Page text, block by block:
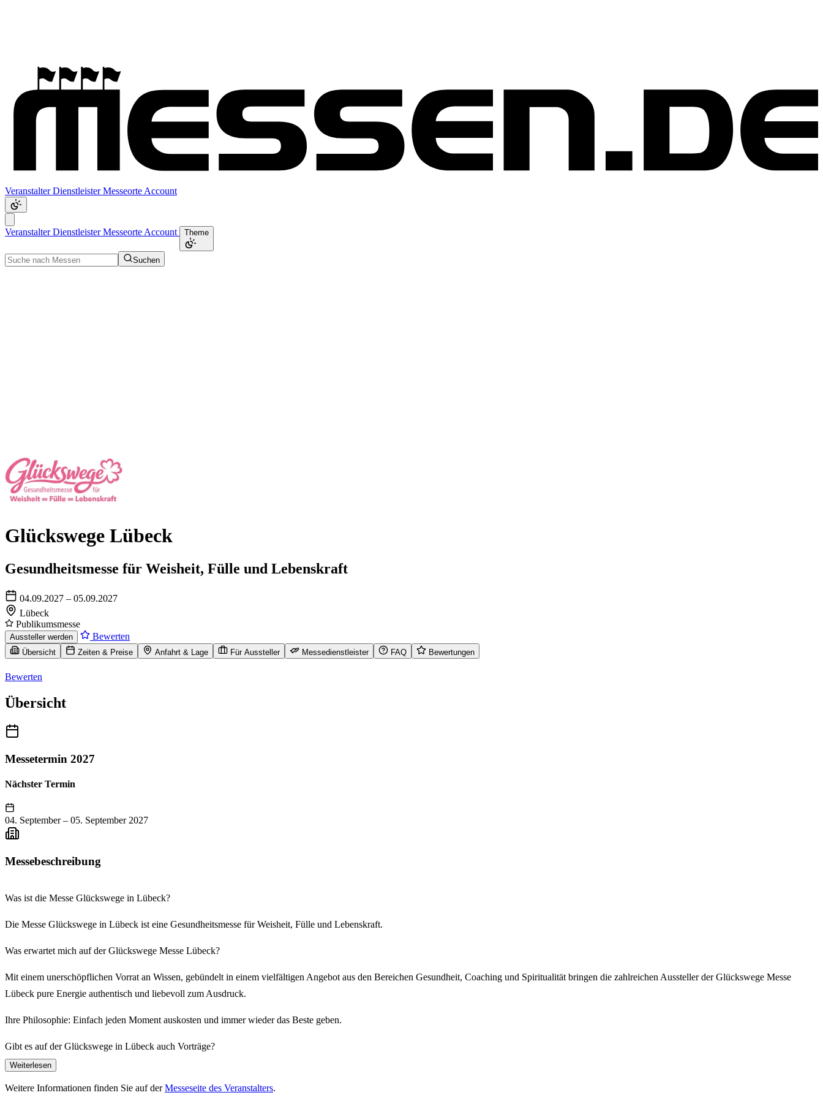
VeranstalterDienstleisterMesseorte Account
VeranstalterDienstleisterMesseorte Account Theme
Suchen
Glückswege Lübeck
Gesundheitsmesse für Weisheit, Fülle und Lebenskraft
04.09.2027 – 05.09.2027
Lübeck
Publikumsmesse
Aussteller werden Bewerten
Übersicht Zeiten & Preise Anfahrt & Lage Für Aussteller Messedienstleister FAQ Bewertungen
Bewerten
Übersicht
Messetermin 2027
Nächster Termin
04. September – 05. September 2027
Messebeschreibung
Was ist die Messe Glückswege in Lübeck?
Die Messe Glückswege in Lübeck ist eine Gesundheitsmesse für Weisheit, Fülle und Lebenskraft.
Was erwartet mich auf der Glückswege Messe Lübeck?
Mit einem unerschöpflichen Vorrat an Wissen, gebündelt in einem vielfältigen Angebot aus den Bereichen Gesundheit, Coaching und Spiritualität bringen die zahlreichen Aussteller der Glückswege Messe
Lübeck pure Energie authentisch und liebevoll zum Ausdruck.
Ihre Philosophie: Einfach jeden Moment auskosten und immer wieder das Beste geben.
Gibt es auf der Glückswege in Lübeck auch Vorträge?
Tauche auf der Gesundheitsmesse in inspirierende Vorträge ein, entdecke vielfältige Aussteller und genieße Kunst, Klänge sowie Lebensfreude pur an zwei Tagen voller Gesundheit und Glück.
Weiterlesen
Weitere Informationen finden Sie auf derMesseseite des Veranstalters.